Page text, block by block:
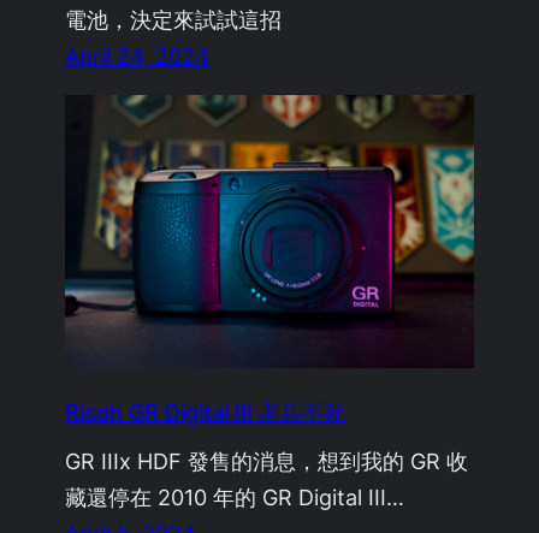
電池，決定來試試這招
April 24, 2024
Ricoh GR Digital III 老兵不死
GR IIIx HDF 發售的消息，想到我的 GR 收
藏還停在 2010 年的 GR Digital III…